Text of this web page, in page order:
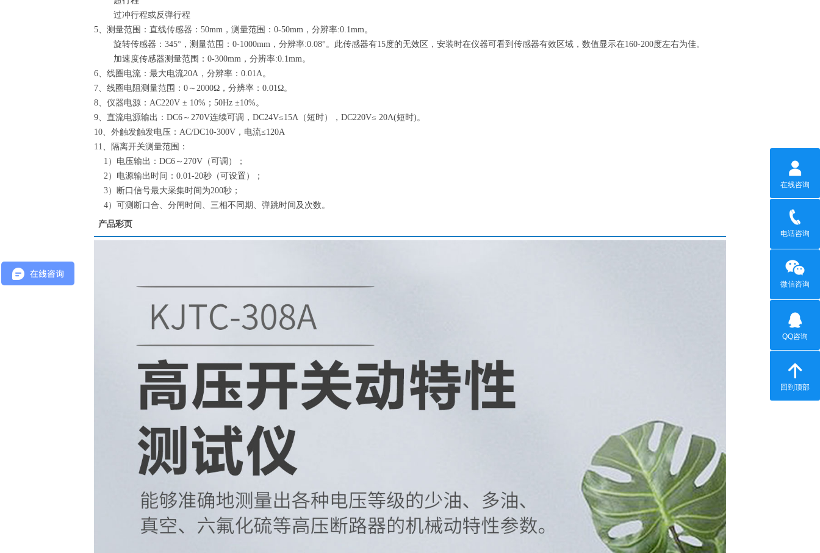
过冲行程或反弹行程
5、测量范围：直线传感器：50mm，测量范围：0-50mm，分辨率:0.1mm。
旋转传感器：345°，测量范围：0-1000mm，分辨率:0.08°。此传感器有15度的无效区，安装时在仪器可看到传感器有效区域，数值显示在160-200度左右为佳。
加速度传感器测量范围：0-300mm，分辨率:0.1mm。
6、线圈电流：最大电流20A，分辨率：0.01A。
7、线圈电阻测量范围：0～2000Ω，分辨率：0.01Ω。
8、仪器电源：AC220V ± 10%；50Hz ±10%。
9、直流电源输出：DC6～270V连续可调，DC24V≤15A（短时），DC220V≤ 20A(短时)。
10、外触发触发电压：AC/DC10-300V，电流≤120A
11、隔离开关测量范围：
1）电压输出：DC6～270V（可调）；
2）电源输出时间：0.01-20秒（可设置）；
3）断口信号最大采集时间为200秒；
4）可测断口合、分闸时间、三相不同期、弹跳时间及次数。
产品彩页
在线咨询
电话咨询
微信咨询
QQ咨询
回到顶部